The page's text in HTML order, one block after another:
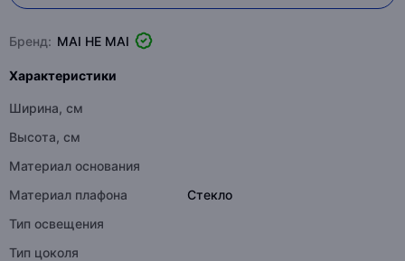
Бренд: MAI HE MAI
Характеристики
Ширина, см
Высота, см
Материал основания
Материал плафона
Стекло
Тип освещения
Тип цоколя